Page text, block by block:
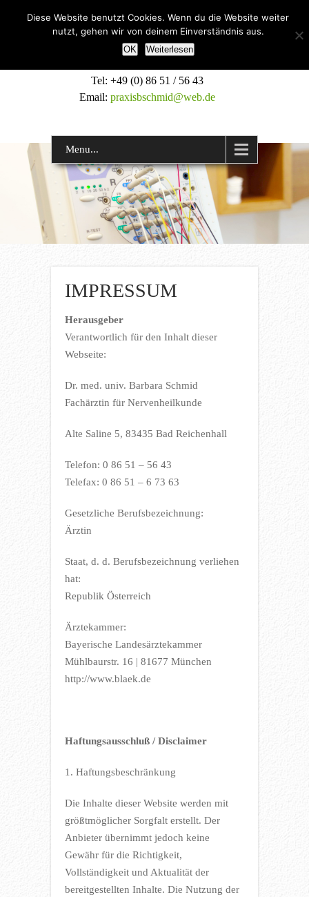
Fachärztin für Neurologie und
Nervenheilkunde
Tel: +49 (0) 86 51 / 56 43
Email: praxisbschmid@web.de
Menu...
IMPRESSUM
Herausgeber
Verantwortlich für den Inhalt dieser
Webseite:
Dr. med. univ. Barbara Schmid
Fachärztin für Nervenheilkunde
Alte Saline 5, 83435 Bad Reichenhall
Telefon: 0 86 51 – 56 43
Telefax: 0 86 51 – 6 73 63
Gesetzliche Berufsbezeichnung:
Ärztin
Staat, d. d. Berufsbezeichnung verliehen
hat:
Republik Österreich
Ärztekammer:
Bayerische Landesärztekammer
Mühlbaurstr. 16 | 81677 München
http://www.blaek.de
Haftungsausschluß / Disclaimer
1. Haftungsbeschränkung
Die Inhalte dieser Website werden mit
größtmöglicher Sorgfalt erstellt. Der
Anbieter übernimmt jedoch keine
Gewähr für die Richtigkeit,
Vollständigkeit und Aktualität der
bereitgestellten Inhalte. Die Nutzung der
Diese Website benutzt Cookies. Wenn du die Website weiter
nutzt, gehen wir von deinem Einverständnis aus.
OK Weiterlesen